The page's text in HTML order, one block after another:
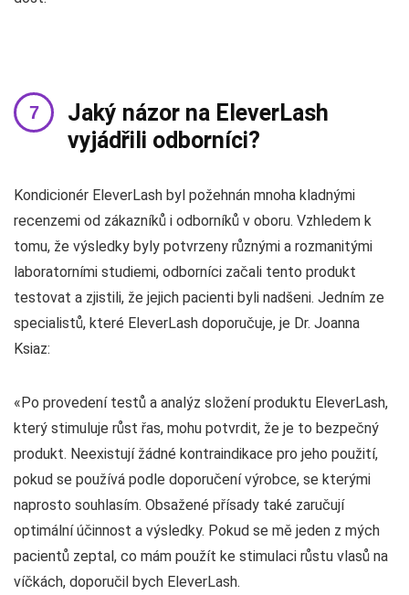
Jaký názor na EleverLash
vyjádřili odborníci?
Kondicionér EleverLash byl požehnán mnoha kladnými
recenzemi od zákazníků i odborníků v oboru. Vzhledem k
tomu, že výsledky byly potvrzeny různými a rozmanitými
laboratorními studiemi, odborníci začali tento produkt
testovat a zjistili, že jejich pacienti byli nadšeni. Jedním ze
specialistů, které EleverLash doporučuje, je Dr. Joanna
Ksiaz:
«Po provedení testů a analýz složení produktu EleverLash,
který stimuluje růst řas, mohu potvrdit, že je to bezpečný
produkt. Neexistují žádné kontraindikace pro jeho použití,
pokud se používá podle doporučení výrobce, se kterými
naprosto souhlasím. Obsažené přísady také zaručují
optimální účinnost a výsledky. Pokud se mě jeden z mých
pacientů zeptal, co mám použít ke stimulaci růstu vlasů na
víčkách, doporučil bych EleverLash.